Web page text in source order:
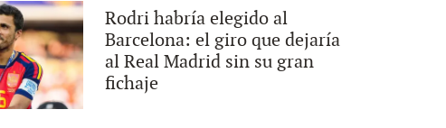
Rodri habría elegido al
Barcelona: el giro que dejaría
al Real Madrid sin su gran
fichaje